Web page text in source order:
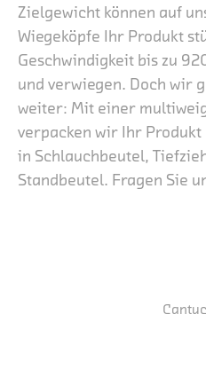
Zielgewicht können auf
Wiegeköpfe Ihr Produkt
Geschwindigkeit bis zu
und verwiegen. Doch wir
weiter: Mit einer
verpacken wir Ihr
in Schlauchbeutel,
Standbeutel. Fragen Sie